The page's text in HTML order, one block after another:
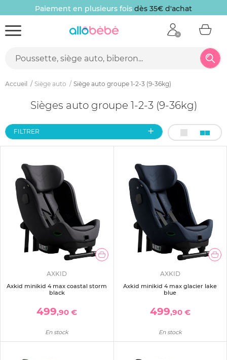
Paiement en plusieurs fois dès 35€ d'achat
Accueil Siège auto Siège auto groupe 1-2-3 (9-36kg)
Sièges auto groupe 1-2-3 (9-36kg)
FILTRER
AXKID
Axkid minikid 4 max coastal storm
black
499,90 €
En stock
AXKID
Axkid minikid 4 max glacier lake
blue
499,90 €
En stock